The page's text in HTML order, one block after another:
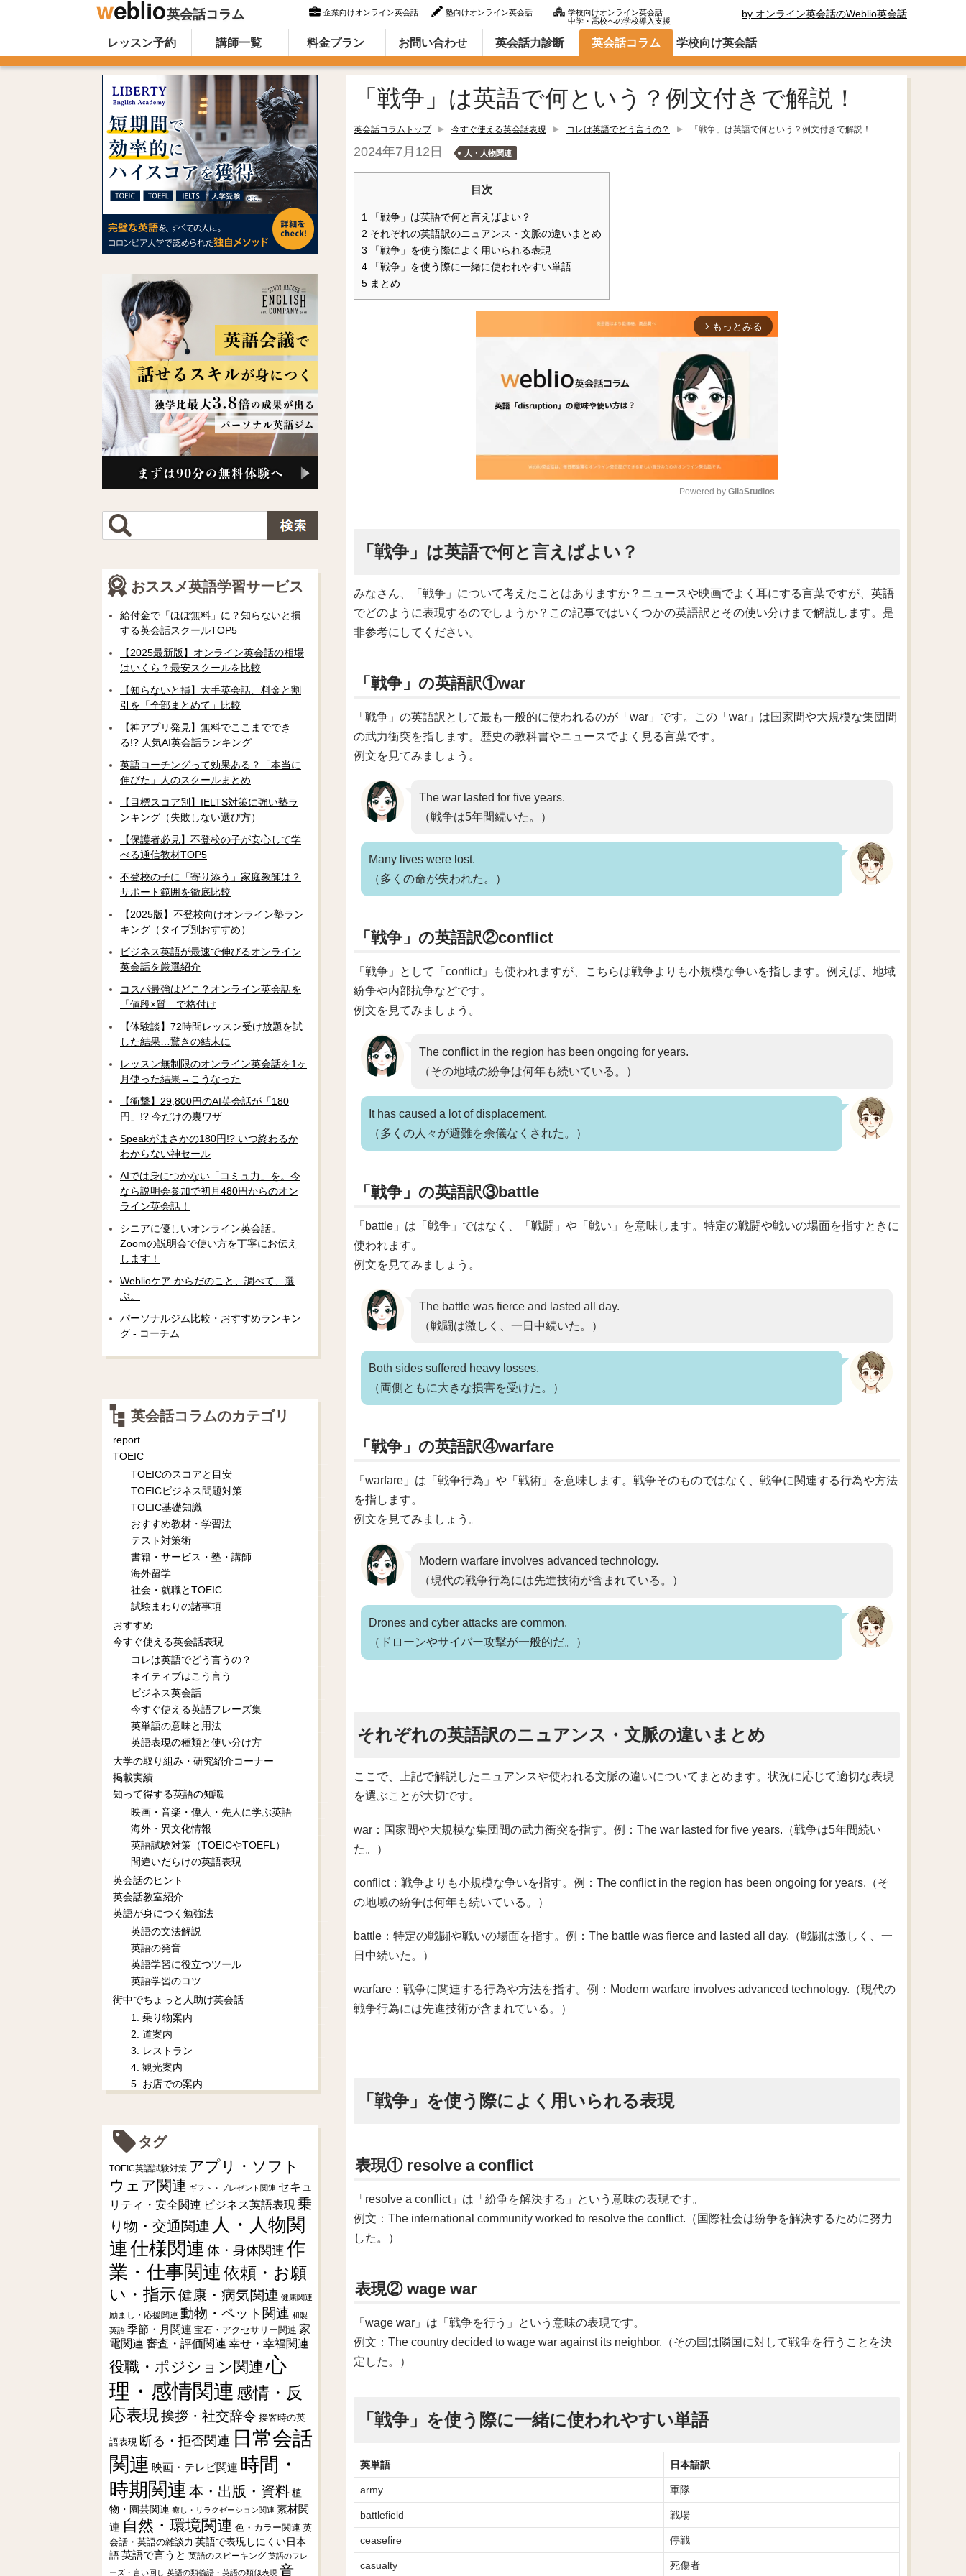
英会話コラム 企業向けオンライン英会話 塾向けオンライン英会話
学校向けオンライン英会話
中学・高校への学校導入支援
by オンライン英会話のWeblio英会話
オンライン英会話のWeblio英会話コラム（英語での言い方・英語表現）
Skip to content
レッスン予約 講師一覧 料金プラン お問い合わせ 英会話力診断 英会話コラム 学校向け英会話
「戦争」は英語で何という？例文付きで解説！
英会話コラムトップ 今すぐ使える英会話表現 コレは英語でどう言うの？ 「戦争」は英語で何という？例文付きで解説！
2024年7月12日 人・人物関連
目次
1 「戦争」は英語で何と言えばよい？
2 それぞれの英語訳のニュアンス・文脈の違いまとめ
3 「戦争」を使う際によく用いられる表現
4 「戦争」を使う際に一緒に使われやすい単語
5 まとめ
arrow_forward_ios もっとみる
e
Powered by GliaStudios
「戦争」は英語で何と言えばよい？
みなさん、「戦争」について考えたことはありますか？ニュースや映画でよく耳にする言葉ですが、英語
でどのように表現するのでしょうか？この記事ではいくつかの英語訳とその使い分けまで解説します。是
非参考にしてください。
「戦争」の英語訳①war
「戦争」の英語訳として最も一般的に使われるのが「war」です。この「war」は国家間や大規模な集団間
の武力衝突を指します。歴史の教科書やニュースでよく見る言葉です。
例文を見てみましょう。
The war lasted for five years.
（戦争は5年間続いた。）
Many lives were lost.
（多くの命が失われた。）
「戦争」の英語訳②conflict
「戦争」として「conflict」も使われますが、こちらは戦争よりも小規模な争いを指します。例えば、地域
紛争や内部抗争などです。
例文を見てみましょう。
The conflict in the region has been ongoing for years.
（その地域の紛争は何年も続いている。）
It has caused a lot of displacement.
（多くの人々が避難を余儀なくされた。）
「戦争」の英語訳③battle
「battle」は「戦争」ではなく、「戦闘」や「戦い」を意味します。特定の戦闘や戦いの場面を指すときに
使われます。
例文を見てみましょう。
The battle was fierce and lasted all day.
（戦闘は激しく、一日中続いた。）
Both sides suffered heavy losses.
（両側ともに大きな損害を受けた。）
「戦争」の英語訳④warfare
「warfare」は「戦争行為」や「戦術」を意味します。戦争そのものではなく、戦争に関連する行為や方法
を指します。
例文を見てみましょう。
Modern warfare involves advanced technology.
（現代の戦争行為には先進技術が含まれている。）
Drones and cyber attacks are common.
（ドローンやサイバー攻撃が一般的だ。）
それぞれの英語訳のニュアンス・文脈の違いまとめ
ここで、上記で解説したニュアンスや使われる文脈の違いについてまとめます。状況に応じて適切な表現
を選ぶことが大切です。
war：国家間や大規模な集団間の武力衝突を指す。例：The war lasted for five years.（戦争は5年間続い
た。）
conflict：戦争よりも小規模な争いを指す。例：The conflict in the region has been ongoing for years.（そ
の地域の紛争は何年も続いている。）
battle：特定の戦闘や戦いの場面を指す。例：The battle was fierce and lasted all day.（戦闘は激しく、一
日中続いた。）
warfare：戦争に関連する行為や方法を指す。例：Modern warfare involves advanced technology.（現代の
戦争行為には先進技術が含まれている。）
「戦争」を使う際によく用いられる表現
表現① resolve a conflict
「resolve a conflict」は「紛争を解決する」という意味の表現です。
例文：The international community worked to resolve the conflict.（国際社会は紛争を解決するために努力
した。）
表現② wage war
「wage war」は「戦争を行う」という意味の表現です。
例文：The country decided to wage war against its neighbor.（その国は隣国に対して戦争を行うことを決
定した。）
「戦争」を使う際に一緒に使われやすい単語
英単語 日本語訳
army 軍隊
battlefield 戦場
ceasefire 停戦
casualty 死傷者
おススメ英語学習サービス
給付金で「ほぼ無料」に？知らないと損
する英会話スクールTOP5
【2025最新版】オンライン英会話の相場
はいくら？最安スクールを比較
【知らないと損】大手英会話、料金と割
引を「全部まとめて」比較
【神アプリ発見】無料でここまででき
る!? 人気AI英会話ランキング
英語コーチングって効果ある？「本当に
伸びた」人のスクールまとめ
【目標スコア別】IELTS対策に強い塾ラ
ンキング（失敗しない選び方）
【保護者必見】不登校の子が安心して学
べる通信教材TOP5
不登校の子に「寄り添う」家庭教師は？
サポート範囲を徹底比較
【2025版】不登校向けオンライン塾ラン
キング（タイプ別おすすめ）
ビジネス英語が最速で伸びるオンライン
英会話を厳選紹介
コスパ最強はどこ？オンライン英会話を
「値段×質」で格付け
【体験談】72時間レッスン受け放題を試
した結果…驚きの結末に
レッスン無制限のオンライン英会話を1ヶ
月使った結果→こうなった
【衝撃】29,800円のAI英会話が「180
円」!? 今だけの裏ワザ
Speakがまさかの180円!? いつ終わるか
わからない神セール
AIでは身につかない「コミュ力」を。今
なら説明会参加で初月480円からのオン
ライン英会話！
シニアに優しいオンライン英会話。
Zoomの説明会で使い方を丁寧にお伝え
します！
Weblioケア からだのこと、調べて、選
ぶ。
パーソナルジム比較・おすすめランキン
グ - コーチム
英会話コラムのカテゴリ
report
TOEIC
TOEICのスコアと目安
TOEICビジネス問題対策
TOEIC基礎知識
おすすめ教材・学習法
テスト対策術
書籍・サービス・塾・講師
海外留学
社会・就職とTOEIC
試験まわりの諸事項
おすすめ
今すぐ使える英会話表現
コレは英語でどう言うの？
ネイティブはこう言う
ビジネス英会話
今すぐ使える英語フレーズ集
英単語の意味と用法
英語表現の種類と使い分け方
大学の取り組み・研究紹介コーナー
掲載実績
知って得する英語の知識
映画・音楽・偉人・先人に学ぶ英語
海外・異文化情報
英語試験対策（TOEICやTOEFL）
間違いだらけの英語表現
英会話のヒント
英会話教室紹介
英語が身につく勉強法
英語の文法解説
英語の発音
英語学習に役立つツール
英語学習のコツ
街中でちょっと人助け英会話
1. 乗り物案内
2. 道案内
3. レストラン
4. 観光案内
5. お店での案内
タグ
TOEIC英語試験対策 アプリ・ソフト
ウェア関連 ギフト・プレゼント関連 セキュ
リティ・安全関連 ビジネス英語表現 乗
り物・交通関連 人・人物関
連仕様関連 体・身体関連 作
業・仕事関連依頼・お願
い・指示健康・病気関連 健康関連
励まし・応援関連 動物・ペット関連 和製
英語 季節・月関連 宝石・アクセサリー関連 家
電関連 審査・評価関連 幸せ・幸福関連
役職・ポジション関連 心
理・感情関連 感情・反
応表現挨拶・社交辞令 接客時の英
語表現 断る・拒否関連 日常会話
関連 映画・テレビ関連 時間・
時期関連 本・出版・資料植
物・園芸関連 癒し・リラクゼーション関連 素材関
連 自然・環境関連 色・カラー関連 英
会話・英語の雑談力 英語で表現しにくい日本
語 英語で言うと 英語のスピーキング 英語のフレ
ーズ・言い回し 英語の類義語・英語の類似表現 音